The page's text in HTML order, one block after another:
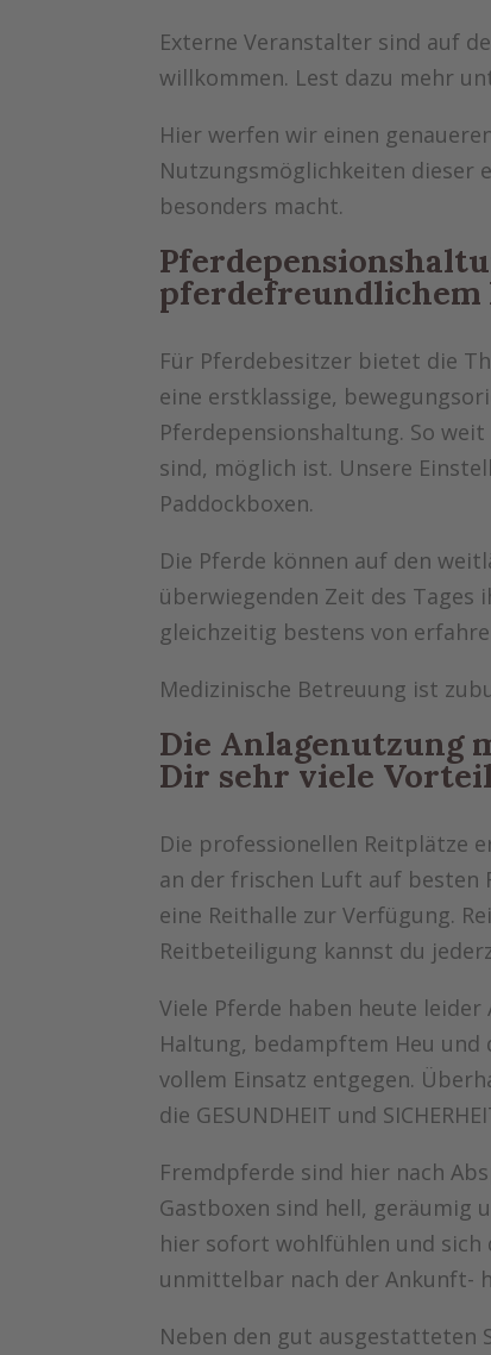
Externe Veranstalter sind auf
willkommen. Lest dazu mehr
Hier werfen wir einen
Nutzungsmöglichkeiten dieser
besonders macht.
pferdefreundlichem
Für Pferdebesitzer bietet die
eine erstklassige,
Pferdepensionshaltung. So
sind, möglich ist. Unsere
Paddockboxen.
Die Pferde können auf den
überwiegenden Zeit des
gleichzeitig bestens von
Medizinische Betreuung ist
Die Anlagenutzung
Dir sehr viele
Die professionellen Reitplätze
an der frischen Luft auf besten
eine Reithalle zur Verfügung.
Reitbeteiligung kannst du
Viele Pferde haben heute
Haltung, bedampftem Heu
vollem Einsatz entgegen.
die GESUNDHEIT und
Fremdpferde sind hier nach
Gastboxen sind hell, geräumig
hier sofort wohlfühlen und
unmittelbar nach der Ankunft-
Neben den gut ausgestatteten